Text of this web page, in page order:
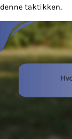
denne taktikken.